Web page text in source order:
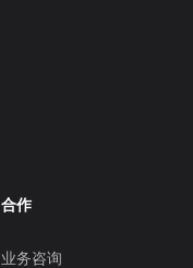
合作
业务咨询